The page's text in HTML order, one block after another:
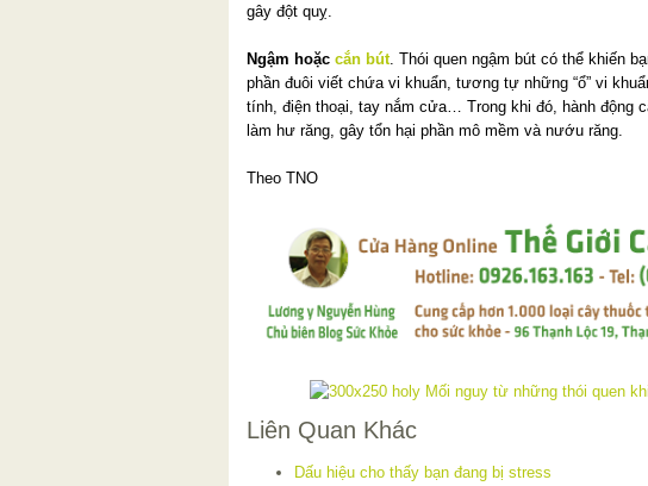
gây đột quỵ.
Ngậm hoặc cắn bút . Thói quen ngậm bút có thể khiến
phần đuôi viết chứa vi khuẩn, tương tự những “ổ” vi
tính, điện thoại, tay nắm cửa… Trong khi đó, hành động
làm hư răng, gây tổn hại phần mô mềm và nướu răng.
Theo TNO
Liên Quan Khác
Dấu hiệu cho thấy bạn đang bị stress